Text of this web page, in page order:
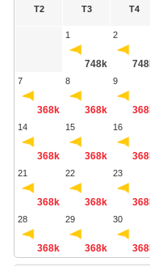
T2 T3 T4
1
748k
2
7
368k
8
368k
9
14
368k
15
368k
16
21
368k
22
368k
23
28
368k
29
368k
30